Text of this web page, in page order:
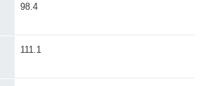
de Glide
98.4
111.1